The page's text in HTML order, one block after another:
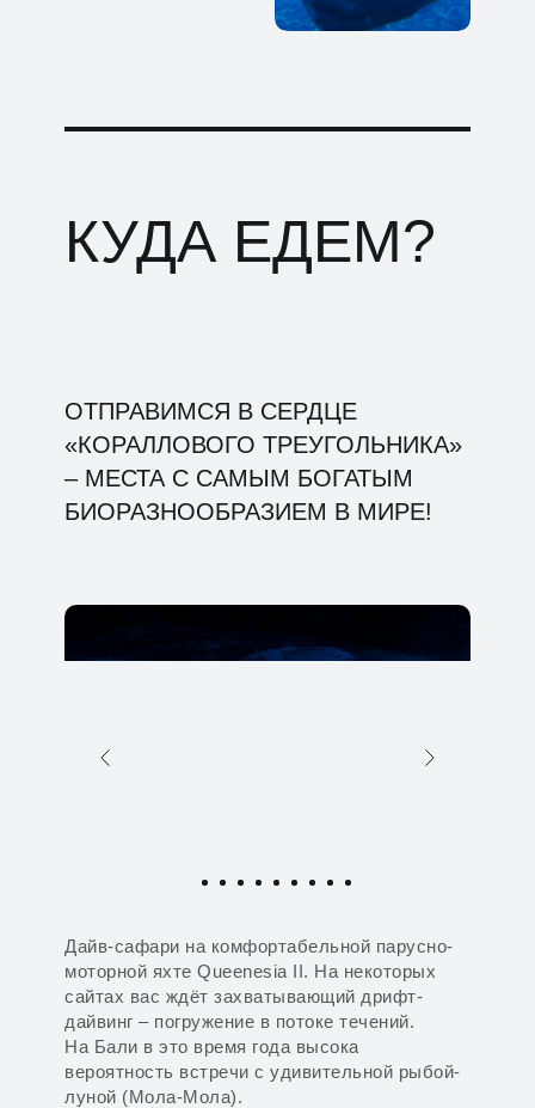
Дайв-сафари на комфортабельной парусно-
моторной яхте Queenesia II. На некоторых
сайтах вас ждёт захватывающий дрифт-
дайвинг – погружение в потоке течений.
На Бали в это время года высока
вероятность встречи с удивительной рыбой-
луной (Мола-Мола).
ОТПРАВИМСЯ В СЕРДЦЕ
«КОРАЛЛОВОГО ТРЕУГОЛЬНИКА»
– МЕСТА С САМЫМ БОГАТЫМ
БИОРАЗНООБРАЗИЕМ В МИРЕ!
КУДА ЕДЕМ?